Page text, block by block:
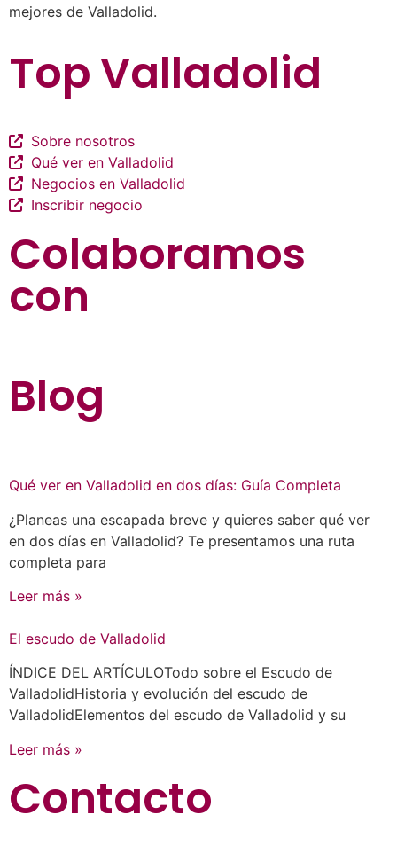
mejores de Valladolid.
Top Valladolid
Sobre nosotros
Qué ver en Valladolid
Negocios en Valladolid
Inscribir negocio
Colaboramos
con
Blog
Qué ver en Valladolid en dos días: Guía Completa
¿Planeas una escapada breve y quieres saber qué ver
en dos días en Valladolid? Te presentamos una ruta
completa para
Leer más »
El escudo de Valladolid
ÍNDICE DEL ARTÍCULOTodo sobre el Escudo de
ValladolidHistoria y evolución del escudo de
ValladolidElementos del escudo de Valladolid y su
Leer más »
Contacto